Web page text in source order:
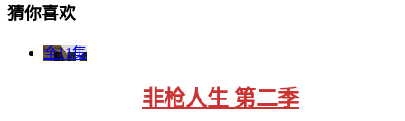
猜你喜欢
全11集
非枪人生 第二季